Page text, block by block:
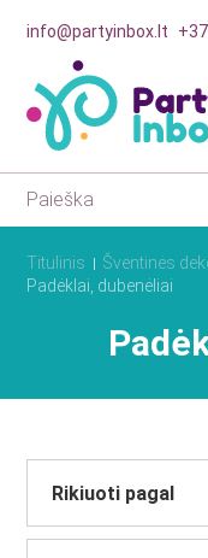
info@partyinbox.lt
Titulinis Šventinės
Padėklai, dubenėliai